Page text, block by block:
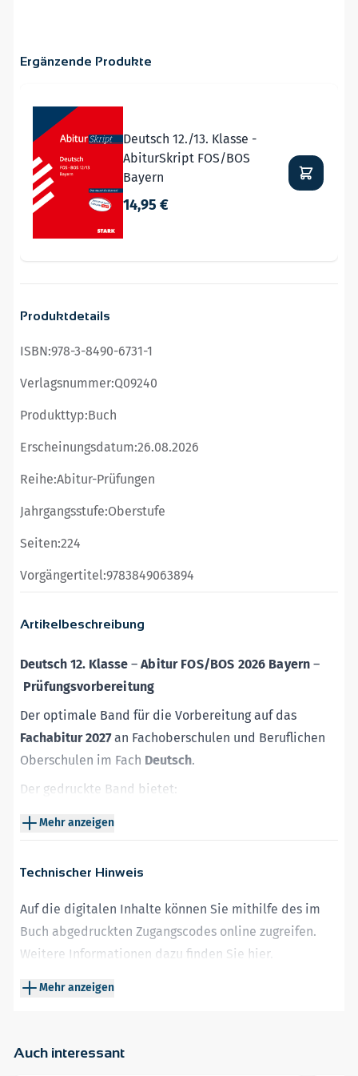
Ergänzende Produkte
Deutsch 12./13. Klasse -
AbiturSkript FOS/BOS
Bayern
14,95 €
Technischer Hinweis
Auf die digitalen Inhalte können Sie mithilfe des im
Buch abgedruckten Zugangscodes online zugreifen.
Weitere Informationen dazu finden Sie hier.
Neben einem Webbrowser wird Adobe Reader oder
Mehr anzeigen
Artikelbeschreibung
Deutsch 12. Klasse – Abitur FOS/BOS 2026 Bayern–
Prüfungsvorbereitung
Der optimale Band für die Vorbereitung auf das
Fachabitur 2027an Fachoberschulen und Beruflichen
Oberschulen im Fach Deutsch.
Der gedruckte Band bietet:
Original-Fachabituraufgaben 2022 bis 2025
AusführlicheHinweise und Tippszur Bearbeitung der
Aufgaben– perfekt zum selbstständigen Lernen.
Auf der Plattform MySTARK haben Sie Zugriff auf:
AktuelleOriginal-Fachabituraufgaben 2026
Interaktives Grundlagentraining
Mehr anzeigen
Produktdetails
ISBN:978-3-8490-6731-1
Verlagsnummer:Q09240
Produkttyp:Buch
Erscheinungsdatum:26.08.2026
Reihe:Abitur-Prüfungen
Jahrgangsstufe:Oberstufe
Seiten:224
Vorgängertitel:9783849063894
Auch interessant